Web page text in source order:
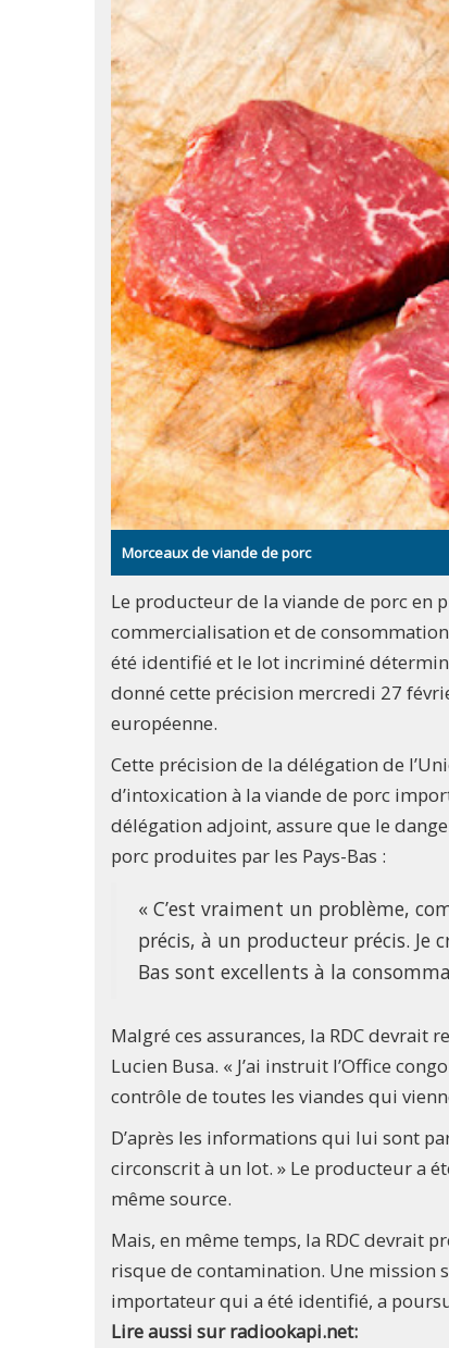
Morceaux de viande de porc
Le producteur de la viande de porc en
commercialisation et de
été identifié et le lot incriminé
donné cette précision mercredi 27
européenne.
Cette précision de la délégation de
d’intoxication à la viande de porc
délégation adjoint, assure que le
porc produites par les Pays-Bas :
« C’est vraiment un problème,
précis, à un producteur précis. Je
Bas sont excellents à la
Malgré ces assurances, la RDC devrait
Lucien Busa. « J’ai instruit l’Office
contrôle de toutes les viandes qui
D’après les informations qui lui sont
circonscrit à un lot. » Le producteur a
même source.
Mais, en même temps, la RDC devrait
risque de contamination. Une mission
importateur qui a été identifié, a
Lire aussi sur radiookapi.net: